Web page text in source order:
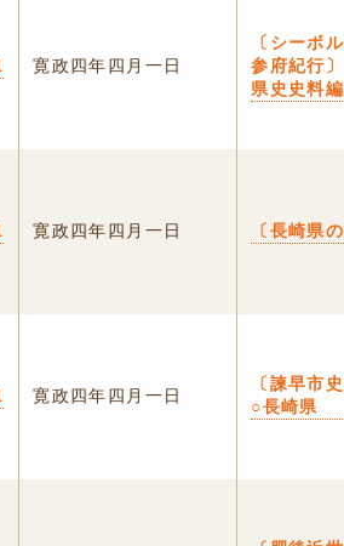
寛政四年四月一日
〔シーボ
参府紀行
県史史料
寛政四年四月一日 〔長崎県
寛政四年四月一日
〔諫早市
○長崎県